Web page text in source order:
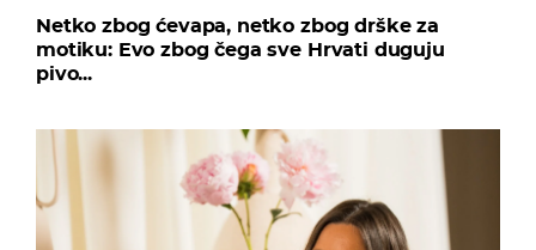
Netko zbog ćevapa, netko zbog drške za
motiku: Evo zbog čega sve Hrvati duguju
pivo...